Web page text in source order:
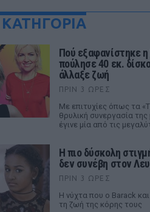
ΚΑΤΗΓΟΡΙΑ
Πού εξαφανίστηκε
πούλησε 40 εκ.
άλλαξε ζωή
ΠΡΙΝ 3 ΏΡΕΣ
Με επιτυχίες όπως τα
θρυλική συνεργασία
έγινε μία από τις
Η πιο δύσκολη
δεν συνέβη στον
ΠΡΙΝ 3 ΏΡΕΣ
Η νύχτα που ο Barack
τη ζωή της κόρης τους